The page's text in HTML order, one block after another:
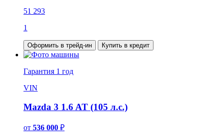
51 293
1
Оформить в трейд-ин Купить в кредит
Гарантия 1 год
VIN
Mazda 3 1.6 AT (105 л.с.)
от 536 000 ₽